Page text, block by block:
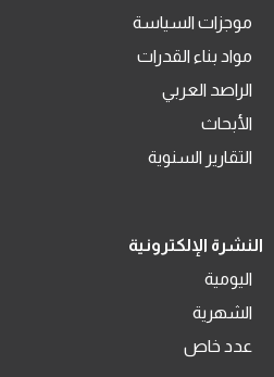
موجزات السياسة
مواد بناء القدرات
الراصد العربي
الأبحاث
التقارير السنوية
النشرة الإلكترونية
اليومية
الشهرية
عدد خاص